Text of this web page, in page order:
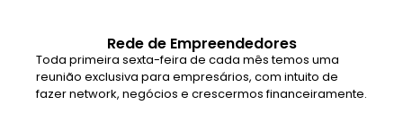
Rede de Empreendedores
Toda primeira sexta-feira de cada mês temos uma
reunião exclusiva para empresários, com intuito de
fazer network, negócios e crescermos financeiramente.